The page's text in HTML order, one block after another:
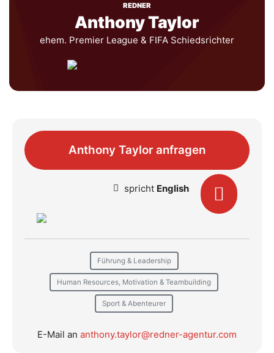
REDNER
Anthony Taylor
ehem. Premier League & FIFA Schiedsrichter
Anthony Taylor anfragen
spricht English
Führung & Leadership
Human Resources, Motivation & Teambuilding
Sport & Abenteurer
E-Mail an anthony.taylor@redner-agentur.com